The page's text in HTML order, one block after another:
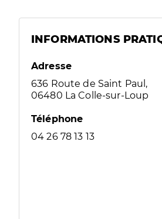
INFORMATIONS
Adresse
636 Route de Saint Paul,
06480 La Colle-sur-Loup
Téléphone
04 26 78 13 13